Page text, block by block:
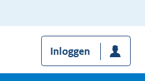
Inloggen